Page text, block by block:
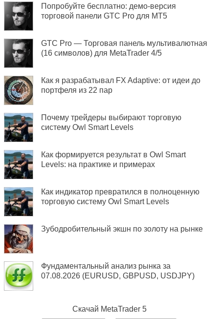
Попробуйте бесплатно: демо-версия
торговой панели GTC Pro для MT5
GTC Pro — Торговая панель мультивалютная
(16 символов) для MetaTrader 4/5
Как я разрабатывал FX Adaptive: от идеи до
портфеля из 22 пар
Почему трейдеры выбирают торговую
систему Owl Smart Levels
Как формируется результат в Owl Smart
Levels: на практике и примерах
Как индикатор превратился в полноценную
торговую систему Owl Smart Levels
Зубодробительный экшн по золоту на рынке
Фундаментальный анализ рынка за
07.08.2026 (EURUSD, GBPUSD, USDJPY)
Скачай MetaTrader 5